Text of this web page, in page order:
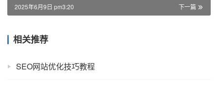
下一篇
2025年6月9日 pm3:20
相关推荐
SEO网站优化技巧教程